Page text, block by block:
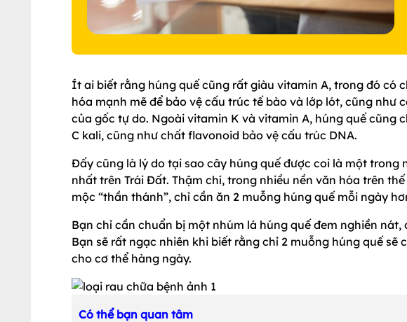
Ít ai biết rằng húng quế cũng rất giàu vitamin A, trong đó có
hóa mạnh mẽ để bảo vệ cấu trúc tế bào và lớp lót, cũng như
của gốc tự do. Ngoài vitamin K và vitamin A, húng quế cũng
C kali, cũng như chất flavonoid bảo vệ cấu trúc DNA.
Đấy cũng là lý do tại sao cây húng quế được coi là một
nhất trên Trái Đất. Thậm chí, trong nhiều nền văn hóa trên
mộc “thần thánh”, chỉ cần ăn 2 muỗng húng quế mỗi ngày
Bạn chỉ cần chuẩn bị một nhúm lá húng quế đem nghiền
Bạn sẽ rất ngạc nhiên khi biết rằng chỉ 2 muỗng húng quế sẽ
cho cơ thể hàng ngày.
Có thể bạn quan tâm